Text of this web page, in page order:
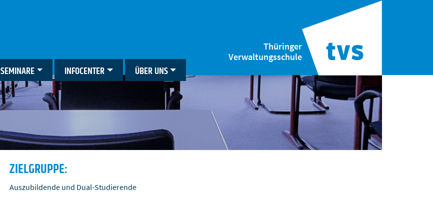
Thüringer
Verwaltungsschule
SEMINARE INFOCENTER ÜBER UNS
ZIELGRUPPE:
Auszubildende und Dual-Studierende